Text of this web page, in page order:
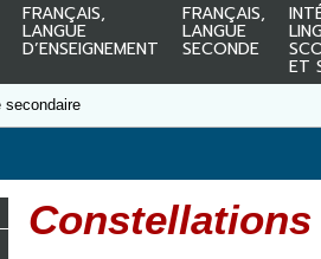
FRANÇAIS,
LANGUE
D’ENSEIGNEMENT
FRANÇAIS,
LANGUE
SECONDE
ET
secondaire
Constellations